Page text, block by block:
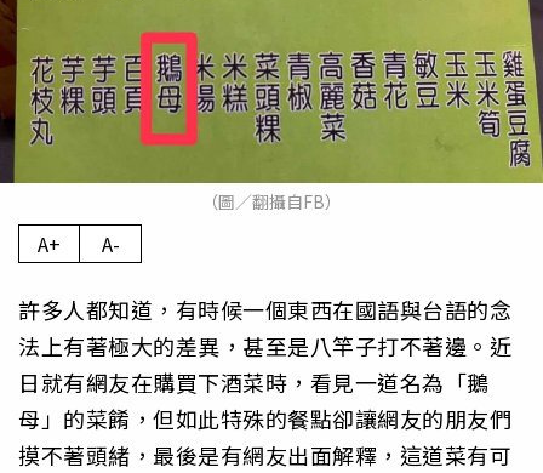
（圖／翻攝自FB）
A+ A-
許多人都知道，有時候一個東西在國語與台語的念
法上有著極大的差異，甚至是八竿子打不著邊。近
日就有網友在購買下酒菜時，看見一道名為「鵝
母」的菜餚，但如此特殊的餐點卻讓網友的朋友們
摸不著頭緒，最後是有網友出面解釋，這道菜有可